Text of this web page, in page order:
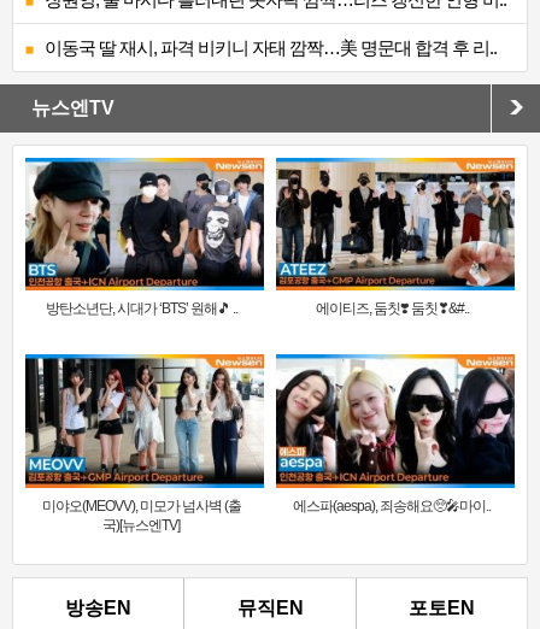
이동국 딸 재시, 파격 비키니 자태 깜짝…美 명문대 합격 후 리..
뉴스엔TV
방탄소년단, 시대가 ‘BTS’ 원해🎵 .. 에이티즈, 둠칫❣️ 둠칫❣&#..
미야오(MEOVV), 미모가 넘사벽 (출
국)[뉴스엔TV]
에스파(aespa), 죄송해요🥺🎤마이..
방송EN 뮤직EN 포토EN